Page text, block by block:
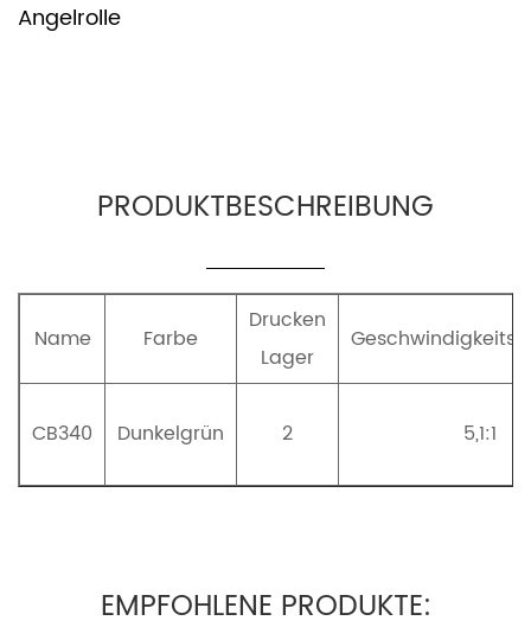
Angelrolle
PRODUKTBESCHREIBUNG
Name Farbe
Drucken
Lager
CB340 Dunkelgrün 2 5,1:1
EMPFOHLENE PRODUKTE: